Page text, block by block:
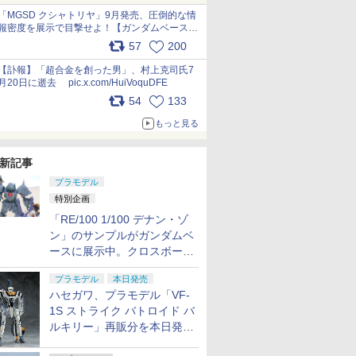
nszPIDTpbg
MGSD クシャトリヤ」9月発売、圧倒的な情
密度を展示で目撃せよ！【ガンダムベース撮
り下ろし】 pic.x.com/3rPjsfk7qZ
57 200
訃報】「超合金を創った男」、村上克司氏7
月20日に逝去 pic.x.com/HuiVoquDFE
54 133
もっと見る
記事
プラモデル
特別企画
「RE/100 1/100 デナン・ゾ
ン」のサンプルがガンダムベ
ースに展示中。クロスボー
ン・バンガードの制式量産機
が間もなく発送【ガンダムベ
ース撮り下ろし】
プラモデル 本日発売
ハセガワ、プラモデル「VF-
1S ストライク バトロイド バ
ルキリー」再販分を本日発